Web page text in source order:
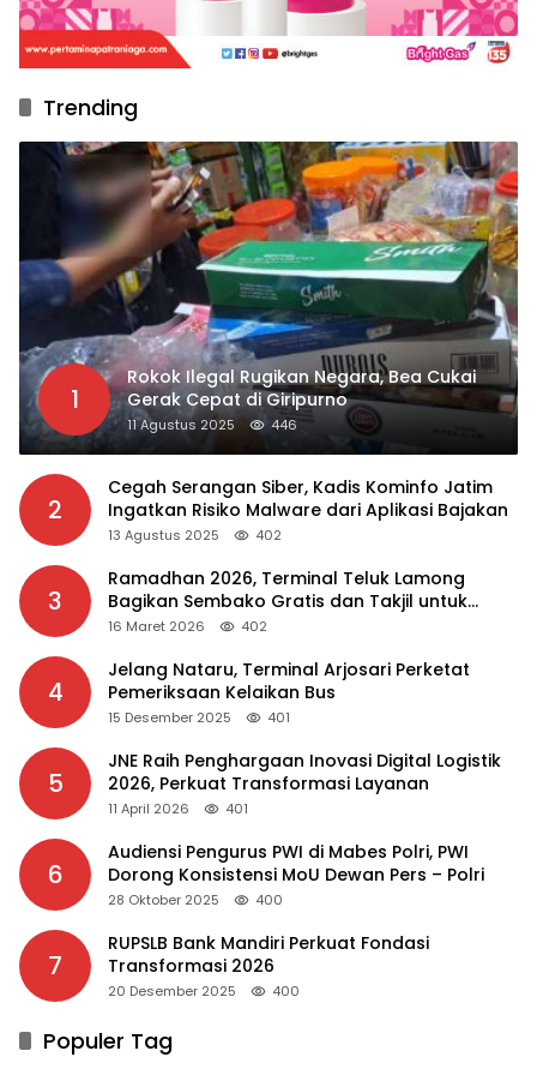
Trending
1
Rokok Ilegal Rugikan Negara, Bea Cukai
Gerak Cepat di Giripurno
11 Agustus 2025 446
2
Cegah Serangan Siber, Kadis Kominfo Jatim
Ingatkan Risiko Malware dari Aplikasi Bajakan
13 Agustus 2025 402
3
Ramadhan 2026, Terminal Teluk Lamong
Bagikan Sembako Gratis dan Takjil untuk
Masyarakat
16 Maret 2026 402
4
Jelang Nataru, Terminal Arjosari Perketat
Pemeriksaan Kelaikan Bus
15 Desember 2025 401
5
JNE Raih Penghargaan Inovasi Digital Logistik
2026, Perkuat Transformasi Layanan
11 April 2026 401
6
Audiensi Pengurus PWI di Mabes Polri, PWI
Dorong Konsistensi MoU Dewan Pers – Polri
28 Oktober 2025 400
7
RUPSLB Bank Mandiri Perkuat Fondasi
Transformasi 2026
20 Desember 2025 400
Populer Tag